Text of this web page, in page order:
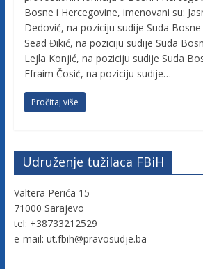
u
ž
i
l
a
c
Bosne i Hercegovine, imenovani su:
Dedović, na poziciju sudije Suda
Sead Đikić, na poziciju sudije Suda
Lejla Konjić, na poziciju sudije Suda
Efraim Čosić, na poziciju sudije…
Pročitaj više
Udruženje tužilaca FBiH
Valtera Perića 15
71000 Sarajevo
tel: +38733212529
e-mail: ut.fbih@pravosudje.ba